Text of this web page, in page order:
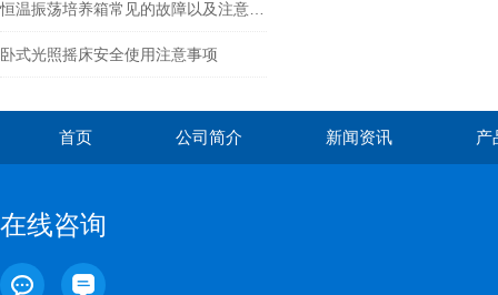
卧式光照摇床安全使用注意事项
首页 公司简介 新闻资讯 产
在线咨询